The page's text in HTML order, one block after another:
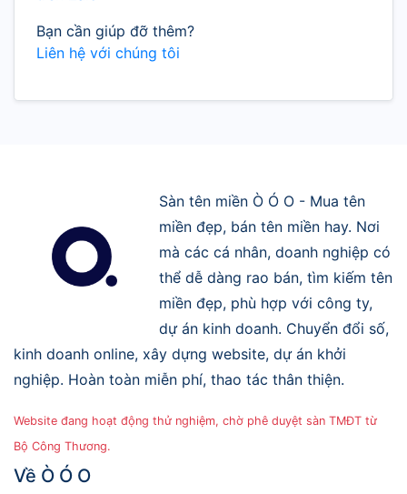
Bạn cần giúp đỡ thêm?
Liên hệ với chúng tôi
Sàn tên miền Ò Ó O - Mua tên
miền đẹp, bán tên miền hay. Nơi
mà các cá nhân, doanh nghiệp có
thể dễ dàng rao bán, tìm kiếm tên
miền đẹp, phù hợp với công ty,
dự án kinh doanh. Chuyển đổi số,
kinh doanh online, xây dựng website, dự án khởi
nghiệp. Hoàn toàn miễn phí, thao tác thân thiện.
Website đang hoạt động thử nghiệm, chờ phê duyệt sàn TMĐT từ
Bộ Công Thương.
Về Ò Ó O